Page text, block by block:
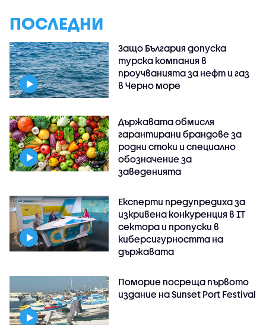
ПОСЛЕДНИ
Защо България допуска
турска компания в
проучванията за нефт и газ
в Черно море
Държавата обмисля
гарантирани брандове за
родни стоки и специално
обозначение за
заведенията
Експерти предупредиха за
изкривена конкуренция в IT
сектора и пропуски в
киберсигурността на
държавата
Поморие посреща първото
издание на Sunset Port Festival